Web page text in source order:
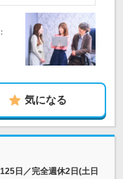
気になる
日／完全週休2日(土日